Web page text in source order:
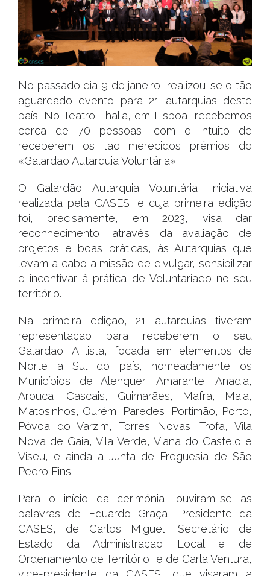
No passado dia 9 de janeiro, realizou-se o tão
aguardado evento para 21 autarquias deste
país. No Teatro Thalia, em Lisboa, recebemos
cerca de 70 pessoas, com o intuito de
receberem os tão merecidos prémios do
«Galardão Autarquia Voluntária».
O Galardão Autarquia Voluntária, iniciativa
realizada pela CASES, e cuja primeira edição
foi, precisamente, em 2023, visa dar
reconhecimento, através da avaliação de
projetos e boas práticas, às Autarquias que
levam a cabo a missão de divulgar, sensibilizar
e incentivar à prática de Voluntariado no seu
território.
Na primeira edição, 21 autarquias tiveram
representação para receberem o seu
Galardão. A lista, focada em elementos de
Norte a Sul do país, nomeadamente os
Municípios de Alenquer, Amarante, Anadia,
Arouca, Cascais, Guimarães, Mafra, Maia,
Matosinhos, Ourém, Paredes, Portimão, Porto,
Póvoa do Varzim, Torres Novas, Trofa, Vila
Nova de Gaia, Vila Verde, Viana do Castelo e
Viseu, e ainda a Junta de Freguesia de São
Pedro Fins.
Para o início da cerimónia, ouviram-se as
palavras de Eduardo Graça, Presidente da
CASES, de Carlos Miguel, Secretário de
Estado da Administração Local e de
Ordenamento de Território, e de Carla Ventura,